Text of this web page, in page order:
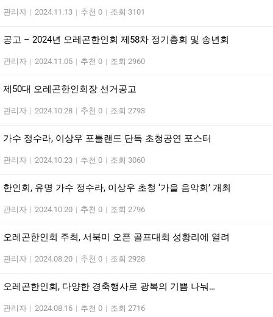
관리자 | 2024.11.13 | 추천 0 | 조회 3101
공고 – 2024년 오레곤한인회 제58차 정기총회 및 송년회
관리자 | 2024.11.05 | 추천 0 | 조회 2960
제50대 오레곤한인회장 선거공고
관리자 | 2024.10.28 | 추천 0 | 조회 2793
가수 정수라, 이상우 포틀랜드 단독 초청공연 포스터
관리자 | 2024.10.23 | 추천 0 | 조회 3060
한인회, 유명 가수 정수라, 이상우 초청 ‘가을 음악회’ 개최
관리자 | 2024.10.20 | 추천 0 | 조회 2796
오레곤한인회 주최, 서북미 오픈 골프대회 성황리에 열려
관리자 | 2024.08.20 | 추천 0 | 조회 2928
오레곤한인회, 다양한 경축행사로 광복의 기쁨 나눠…
관리자 | 2024.08.16 | 추천 0 | 조회 2716